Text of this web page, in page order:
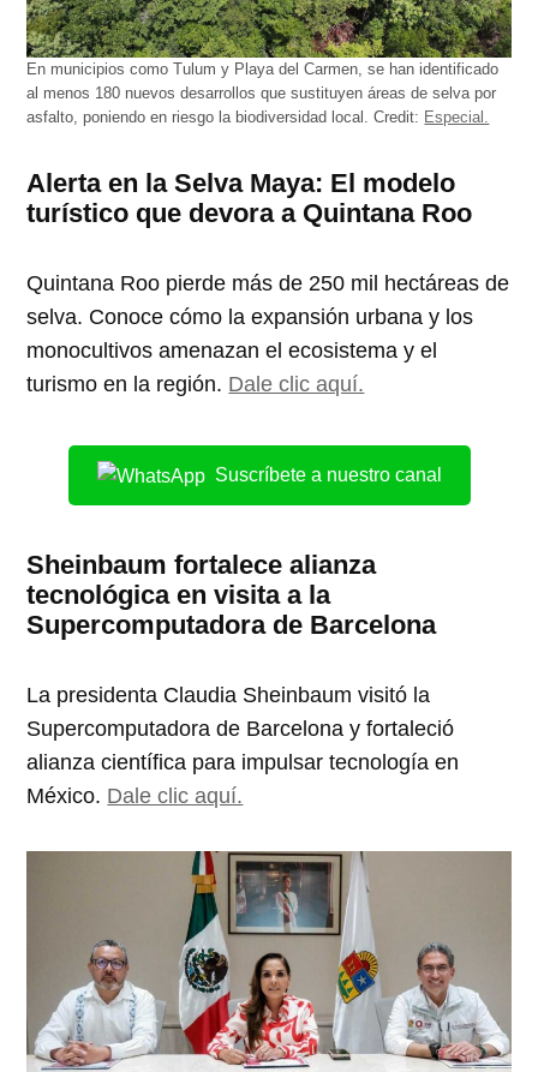
En municipios como Tulum y Playa del Carmen, se han identificado
al menos 180 nuevos desarrollos que sustituyen áreas de selva por
asfalto, poniendo en riesgo la biodiversidad local.Credit: Especial.
Alerta en la Selva Maya: El modelo
turístico que devora a Quintana Roo
Quintana Roo pierde más de 250 mil hectáreas de
selva. Conoce cómo la expansión urbana y los
monocultivos amenazan el ecosistema y el
turismo en la región. Dale clic aquí.
Suscríbete a nuestro canal
Sheinbaum fortalece alianza
tecnológica en visita a la
Supercomputadora de Barcelona
La presidenta Claudia Sheinbaum visitó la
Supercomputadora de Barcelona y fortaleció
alianza científica para impulsar tecnología en
México. Dale clic aquí.